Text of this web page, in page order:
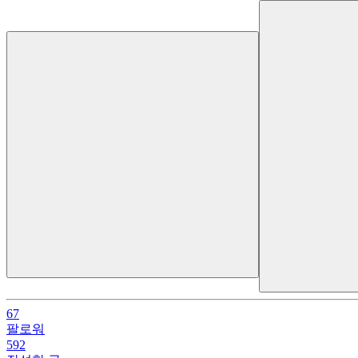
67
팔로워
592